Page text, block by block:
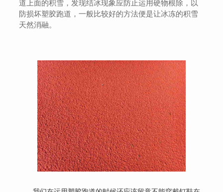
道上面的积雪，发现结冰现象应防止运用硬物根除，以
防损坏塑胶跑道，一般比较好的方法便是让冰冻的积雪
天然消融。